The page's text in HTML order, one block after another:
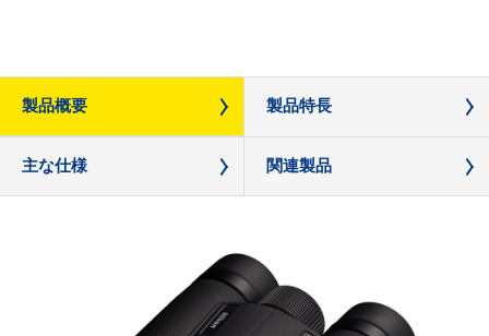
製品概要 製品特長
主な仕様 関連製品